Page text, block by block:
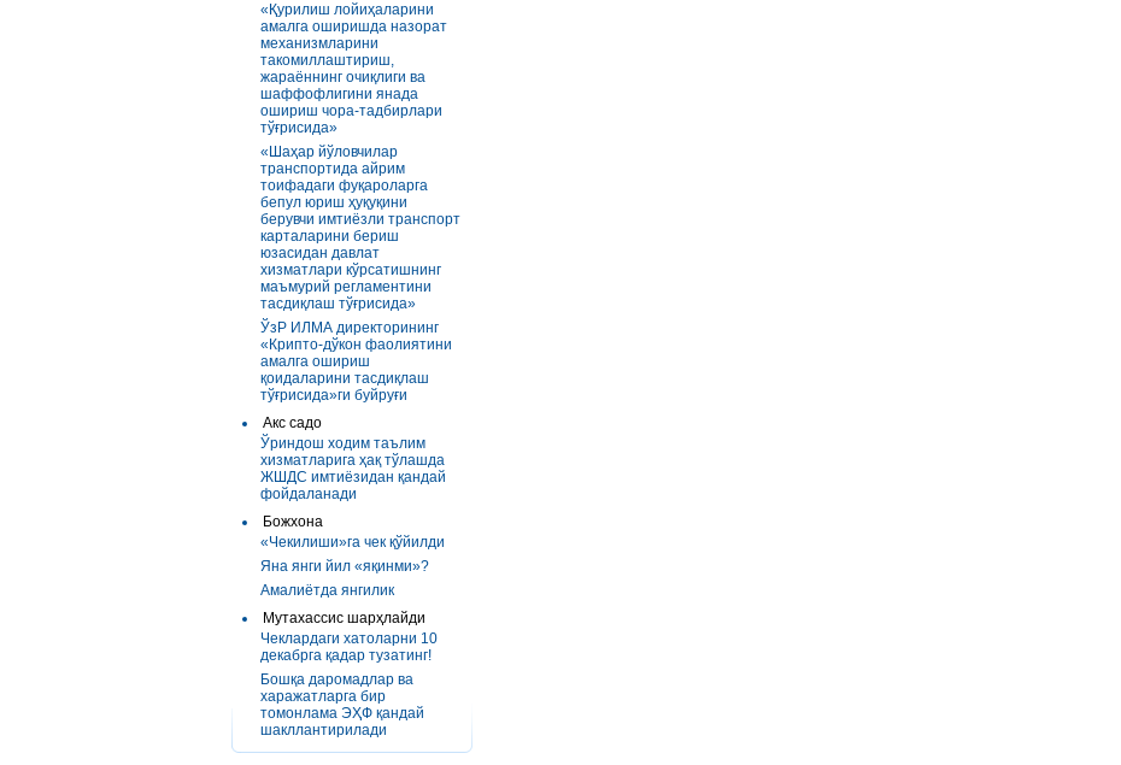
«Қурилиш лойиҳаларини
амалга оширишда назорат
механизмларини
такомиллаштириш,
жараённинг очиқлиги ва
шаффофлигини янада
ошириш чора-тадбирлари
тўғрисида»
«Шаҳар йўловчилар
транспортида айрим
тоифадаги фуқароларга
бепул юриш ҳуқуқини
берувчи имтиёзли транспорт
карталарини бериш
юзасидан давлат
хизматлари кўрсатишнинг
маъмурий регламентини
тасдиқлаш тўғрисида»
ЎзР ИЛМА директорининг
«Крипто-дўкон фаолиятини
амалга ошириш
қоидаларини тасдиқлаш
тўғрисида»ги буйруғи
Акс садо
Ўриндош ходим таълим
хизматларига ҳақ тўлашда
ЖШДС имтиёзидан қандай
фойдаланади
Божхона
«Чекилиши»га чек қўйилди
Яна янги йил «яқинми»?
Амалиётда янгилик
Мутахассис шарҳлайди
Чеклардаги хатоларни 10
декабрга қадар тузатинг!
Бошқа даромадлар ва
харажатларга бир
томонлама ЭҲФ қандай
шакллантирилади